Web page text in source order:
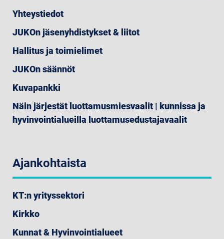
Yhteystiedot
JUKOn jäsenyhdistykset & liitot
Hallitus ja toimielimet
JUKOn säännöt
Kuvapankki
Näin järjestät luottamusmiesvaalit | kunnissa ja
hyvinvointialueilla luottamusedustajavaalit
Ajankohtaista
KT:n yrityssektori
Kirkko
Kunnat & Hyvinvointialueet